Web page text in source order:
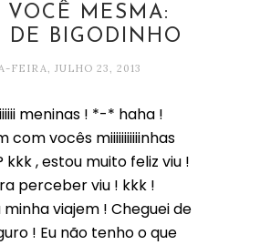
VOCÊ MESMA:
DE BIGODINHO
FEIRA, JULHO 23, 2013
meninas ! *-* haha !
com vocês miiiiiiiiiiinhas
kkk , estou muito feliz viu !
perceber viu ! kkk !
viajem ! Cheguei de
! Eu não tenho o que